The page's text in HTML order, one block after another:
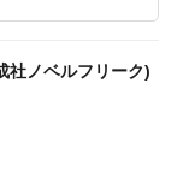
社ノベルフリーク)